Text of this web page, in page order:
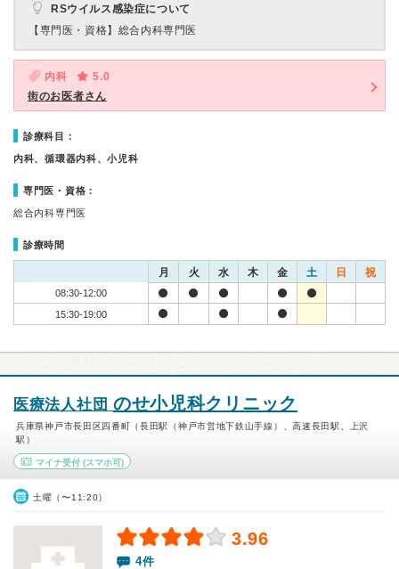
RSウイルス感染症について
【専門医・資格】 総合内科専門医
内科
5.0
街のお医者さん
診療科目：
内科、循環器内科、小児科
専門医・資格：
総合内科専門医
診療時間
月 火 水 木 金 土 日 祝
08:30-12:00
15:30-19:00
医療法人社団 のせ小児科クリニック
兵庫県神戸市長田区四番町（長田駅（神戸市営地下鉄山手線）、高速長田駅、上沢
駅）
マイナ受付 (スマホ可)
土曜（〜11:20）
3.96
4件